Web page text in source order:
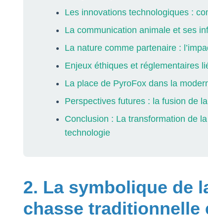
Les innovations technologiques :
La communication animale et ses
La nature comme partenaire :
Enjeux éthiques et réglementaires
La place de PyroFox dans la
Perspectives futures : la fusion de
Conclusion : La transformation de
technologie
2. La symbolique de
chasse traditionnelle